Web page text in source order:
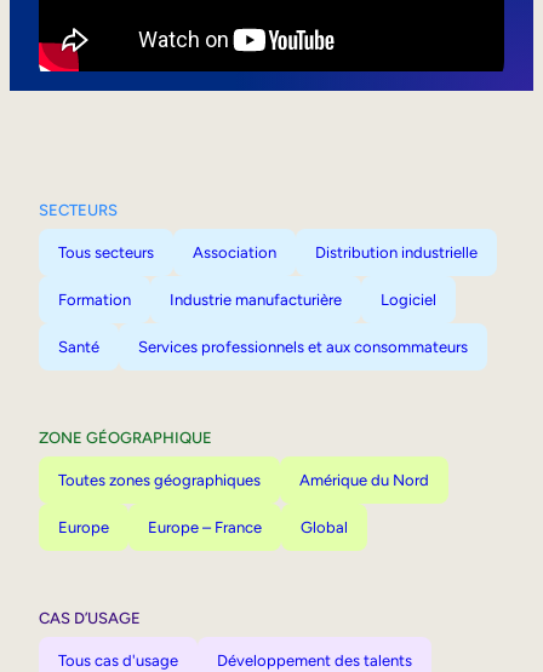
SECTEURS
Tous secteurs Association Distribution industrielle
Formation Industrie manufacturière Logiciel
Santé Services professionnels et aux consommateurs
ZONE GÉOGRAPHIQUE
Toutes zones géographiques Amérique du Nord
Europe Europe – France Global
CAS D’USAGE
Tous cas d'usage Développement des talents